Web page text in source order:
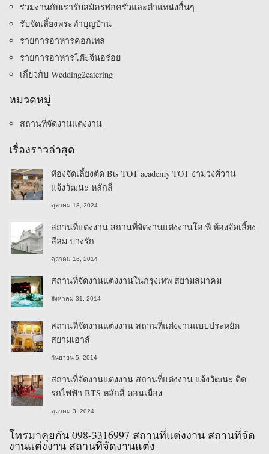
ร่วมงานกับเรารับสมัครพ่อครัวและตำแหน่งอื่นๆ
รับจัดเลี้ยงพระทําบุญบ้าน
รายการอาหารคอกเทล
รายการอาหารโต๊ะจีนอร่อย
เกี่ยวกับ Wedding2catering
หมวดหมู่
สถานที่จัดงานแต่งงาน
เรื่องราวล่าสุด
ห้องจัดเลี้ยงติด Bts TOT academy TOT งามวงศ์วาน
แจ้งวัฒนะ หลักสี่
ตุลาคม 18, 2024
สถานที่แต่งงาน สถานที่จัดงานแต่งงานโอ.พี ห้องจัดเลี้ยง
สีลม บางรัก
ตุลาคม 16, 2014
สถานที่จัดงานแต่งงานในกรุงเทพ สยามสมาคม
สิงหาคม 31, 2014
สถานที่จัดงานแต่งงาน สถานที่แต่งงานแบบประหยัด
สยามเฮาส์
กันยายน 5, 2014
สถานที่จัดงานแต่งงาน สถานที่แต่งงาน แจ้งวัฒนะ ติด
รถไฟฟ้า BTS หลักสี่ ดอนเมือง
ตุลาคม 3, 2024
โทรมาคุยกัน 098-3316997 สถานที่แต่งงาน สถานที่จัด
งานแต่งงาน สถานที่จัดงานแต่ง